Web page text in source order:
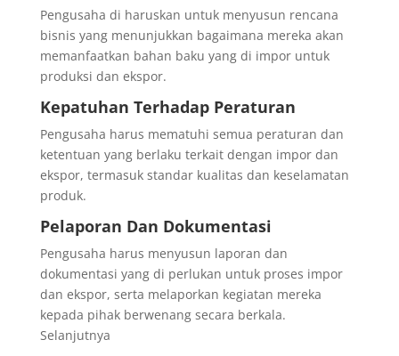
Pengusaha di haruskan untuk menyusun rencana
bisnis yang menunjukkan bagaimana mereka akan
memanfaatkan bahan baku yang di impor untuk
produksi dan ekspor.
Kepatuhan Terhadap Peraturan
Pengusaha harus mematuhi semua peraturan dan
ketentuan yang berlaku terkait dengan impor dan
ekspor, termasuk standar kualitas dan keselamatan
produk.
Pelaporan Dan Dokumentasi
Pengusaha harus menyusun laporan dan
dokumentasi yang di perlukan untuk proses impor
dan ekspor, serta melaporkan kegiatan mereka
kepada pihak berwenang secara berkala.
Selanjutnya